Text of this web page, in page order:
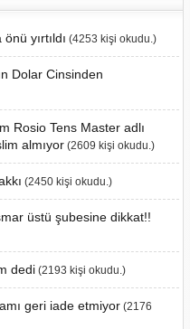
yırtıldı (4253 kişi okudu.)
Dolar Cinsinden
Rosio Tens Master adlı
almıyor(2609 kişi okudu.)
(2450 kişi okudu.)
üstü şubesine dikkat!!
dedi(2193 kişi okudu.)
geri iade etmiyor(2176